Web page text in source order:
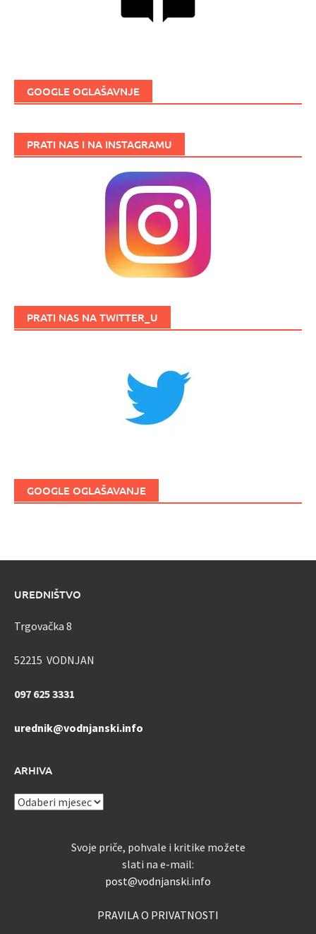
GOOGLE OGLAŠAVNJE
PRATI NAS I NA INSTAGRAMU
PRATI NAS NA TWITTER_U
GOOGLE OGLAŠAVANJE
UREDNIŠTVO
Trgovačka 8
52215 VODNJAN
097 625 3331
urednik@vodnjanski.info
ARHIVA
ARHIVA
Svoje priče, pohvale i kritike možete
slati na e-mail:
post@vodnjanski.info
PRAVILA O PRIVATNOSTI